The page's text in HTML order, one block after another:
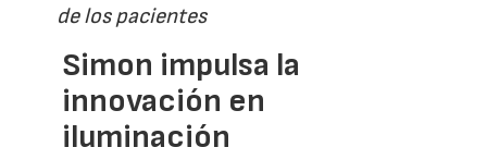
de los pacientes
Simon impulsa la
innovación en
iluminación